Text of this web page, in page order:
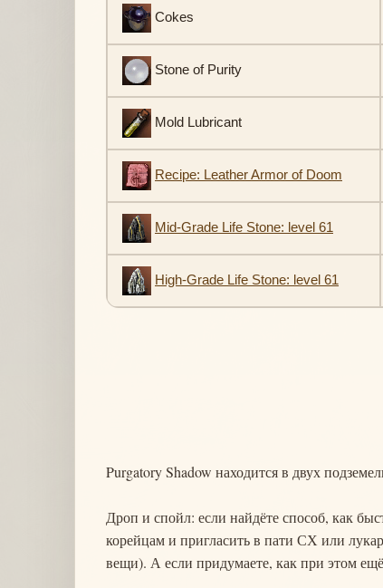
Cokes
Stone of Purity
Mold Lubricant
Recipe: Leather Armor of Doom
Mid-Grade Life Stone: level 61
High-Grade Life Stone: level 61
Purgatory Shadow находится в двух
Дроп и спойл: если найдёте способ, как
корейцам и пригласить в пати СХ или
вещи). А если придумаете, как при этом